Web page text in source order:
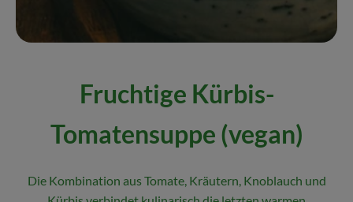
Wir empfehlen
VINCE Weine
Fruchtige Kürbis-
Tomatensuppe (vegan)
Die Kombination aus Tomate, Kräutern, Knoblauch und